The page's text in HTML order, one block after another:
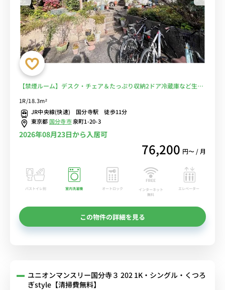
【禁煙ルーム】デスク・チェア＆たっぷり収納2ドア冷蔵庫など生活
クセス/休日は武蔵国分寺公園でのんびり■選べるWi-Fi格安レンタル
中！
1R/18.3m²
JR中央線(快速) 国分寺駅 徒歩11分
東京都 国分寺市泉町1-20-3
2026年08月23日から入居可
76,200 円〜 / 月
バストイレ別 室内洗濯機 オートロック
インターネット
無料
エレベーター
この物件の詳細を見る
ユニオンマンスリー国分寺３ 202 1K・シングル・くつろ
ぎstyle【清掃費無料】